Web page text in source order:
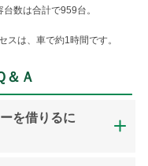
数は合計で959台。
スは、車で約1時間です。
＆Ａ
を借りるに